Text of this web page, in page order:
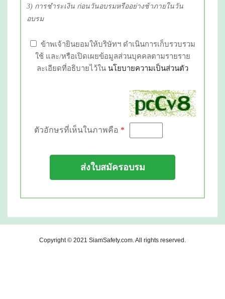
3) การชำระเงิน ก่อนวันอบรมหรืออย่างช้าภายในวัน
อบรม
ข้าพเจ้ายินยอมให้บริษัทฯ ดำเนินการเก็บรวบรวม
ใช้ และ/หรือเปิดเผยข้อมูลส่วนบุคคลตามรายราย
ละเอียดที่อธิบายไว้ใน นโยบายความเป็นส่วนตัว
ตัวอักษรที่เห็นในภาพคือ *
ส่งใบสมัครอบรม
Copyright © 2021 SiamSafety.com. All rights reserved.